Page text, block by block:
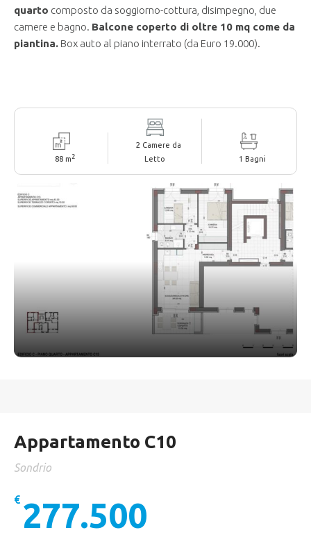
quarto composto da soggiorno-cottura, disimpegno, due
camere e bagno. Balcone coperto di oltre 10 mq come da
piantina. Box auto al piano interrato (da Euro 19.000).
88 m 2
2 Camere da
Letto
1 Bagni
Appartamento C10
Sondrio
€ 277.500